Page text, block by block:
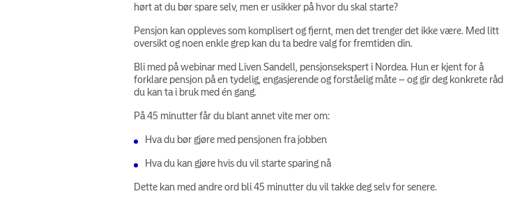
hørt at du bør spare selv, men er usikker på hvor du skal starte?
Pensjon kan oppleves som komplisert og fjernt, men det trenger det ikke være. Med litt
oversikt og noen enkle grep kan du ta bedre valg for fremtiden din.
Bli med på webinar med Liven Sandell, pensjonsekspert i Nordea. Hun er kjent for å
forklare pensjon på en tydelig, engasjerende og forståelig måte – og gir deg konkrete råd
du kan ta i bruk med én gang.
På 45 minutter får du blant annet vite mer om:
Hva du bør gjøre med pensjonen fra jobben
Hva du kan gjøre hvis du vil starte sparing nå
Dette kan med andre ord bli 45 minutter du vil takke deg selv for senere.